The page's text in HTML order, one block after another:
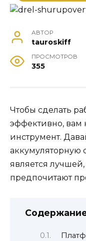
АВТОР
tauroskiff
ПРОСМОТРОВ
355
Чтобы сделать
эффективно, вам
инструмент.
аккумуляторную
является
предпочитают